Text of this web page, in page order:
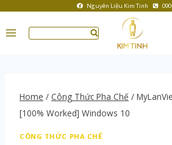
Nguyên Liệu Kim Tinh
Home / Công Thức Pha Chế /
[100% Worked] Windows 10
CÔNG THỨC PHA CHẾ